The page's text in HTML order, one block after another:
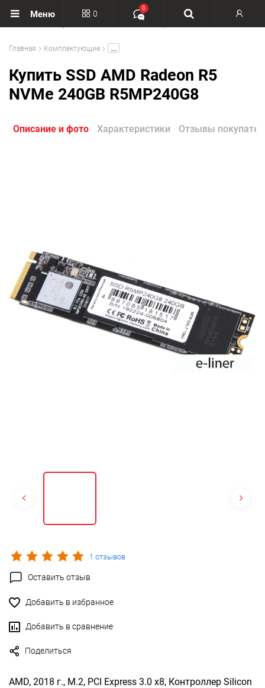
Меню 0
0
Главная Комплектующие
Купить SSD AMD Radeon R5
NVMe 240GB R5MP240G8
Описание и фото Характеристики Отзывы
1 отзывов
Оставить отзыв
Добавить в избранное
Добавить в сравнение
Поделиться
AMD, 2018 г., M.2, PCI Express 3.0 x8, Контроллер Silicon